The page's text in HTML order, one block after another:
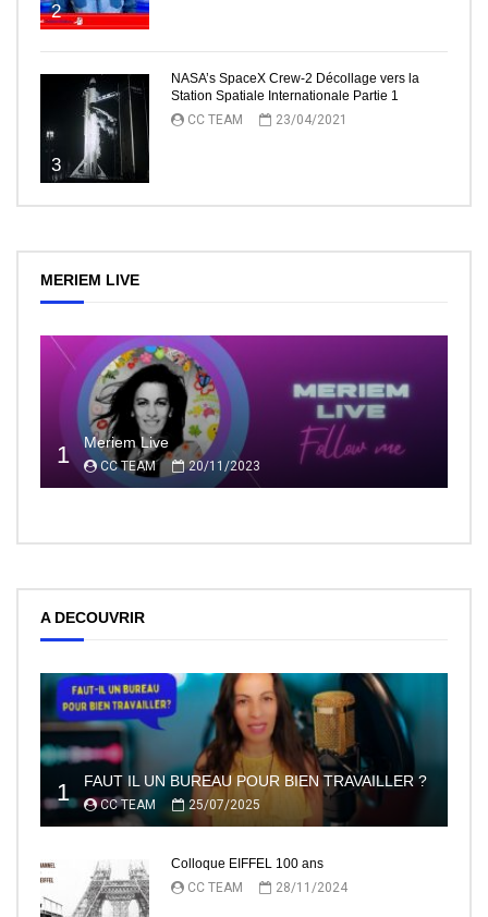
2
3
NASA’s SpaceX Crew-2 Décollage vers la
Station Spatiale Internationale Partie 1
CC TEAM
23/04/2021
MERIEM LIVE
1 Meriem Live
CC TEAM 20/11/2023
A DECOUVRIR
1 FAUT IL UN BUREAU POUR BIEN TRAVAILLER ?
CC TEAM 25/07/2025
Colloque EIFFEL 100 ans
CC TEAM
28/11/2024